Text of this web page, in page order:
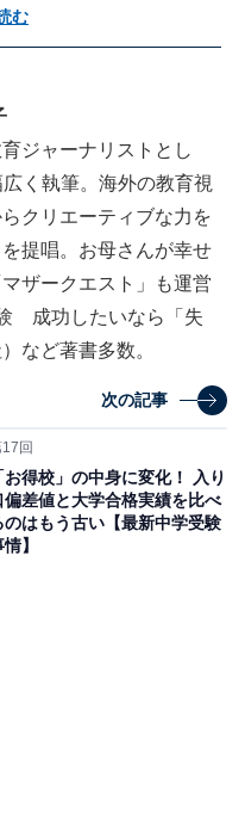
む
ジャーナリストとし
く執筆。海外の教育視
クリエーティブな力を
提唱。お母さんが幸せ
ザークエスト」も運営
成功したいなら「失
など著書多数。
次の記事
回
お得校」の中身に変化！ 入り
偏差値と大学合格実績を比べ
のはもう古い【最新中学受験
】